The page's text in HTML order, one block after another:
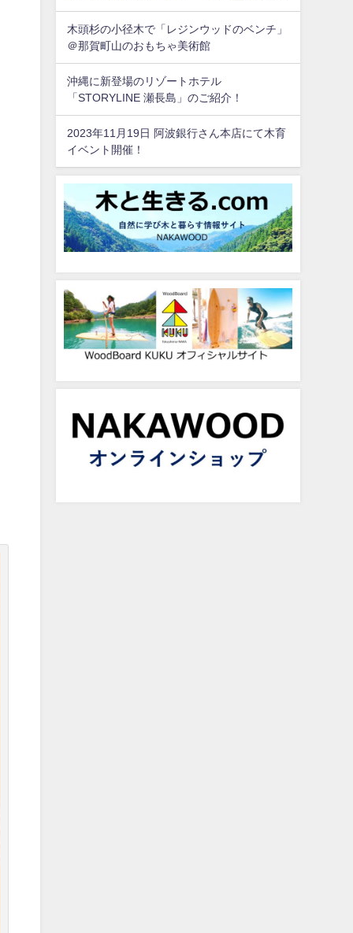
木頭杉の小径木で「レジンウッドのベンチ」
＠那賀町山のおもちゃ美術館
沖縄に新登場のリゾートホテル
「STORYLINE 瀬長島」のご紹介！
2023年11月19日 阿波銀行さん本店にて木育
イベント開催！